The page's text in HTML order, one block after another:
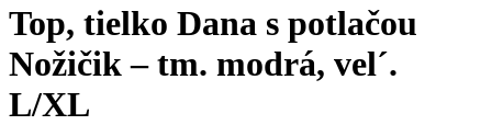
Top, tielko Dana s potlačou
Nožičik – tm. modrá, vel´.
L/XL